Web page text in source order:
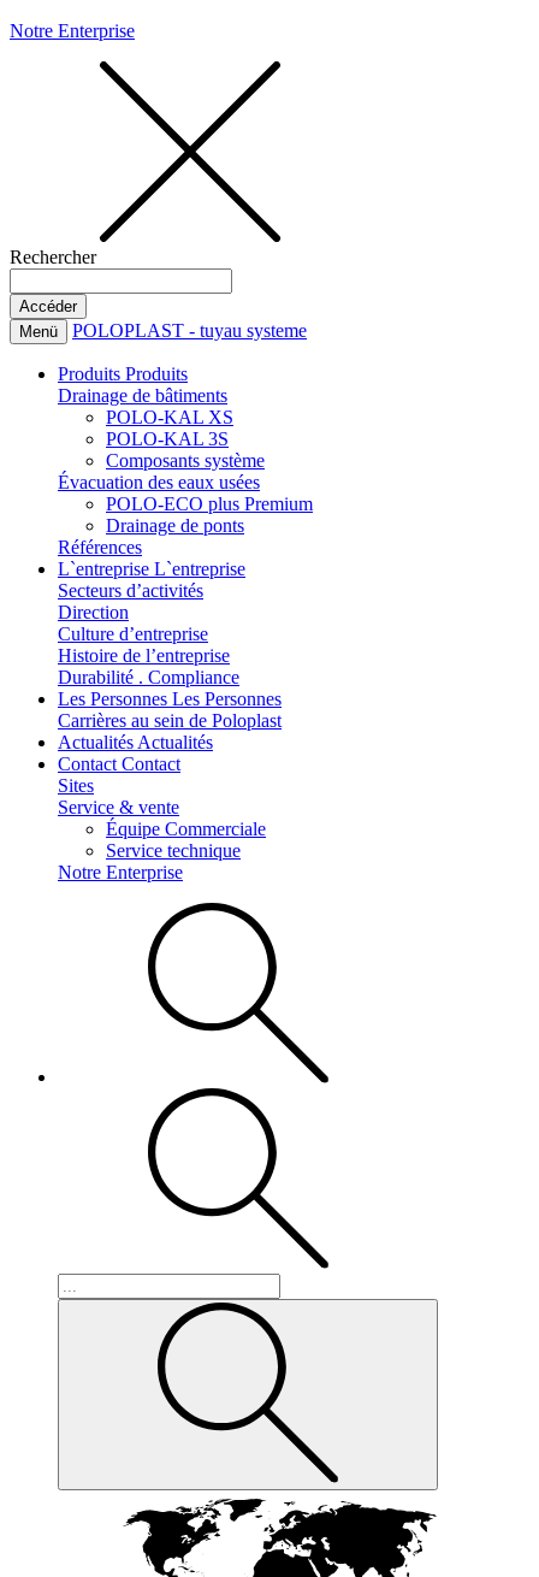
Notre Enterprise
Rechercher
Menü POLOPLAST - tuyau systeme
Produits Produits
Drainage de bâtiments
POLO-KAL XS
POLO-KAL 3S
Composants système
Évacuation des eaux usées
POLO-ECO plus Premium
Drainage de ponts
Références
L`entreprise L`entreprise
Secteurs d’activités
Direction
Culture d’entreprise
Histoire de l’entreprise
Durabilité . Compliance
Les Personnes Les Personnes
Carrières au sein de Poloplast
Actualités Actualités
Contact Contact
Sites
Service & vente
Équipe Commerciale
Service technique
Notre Enterprise